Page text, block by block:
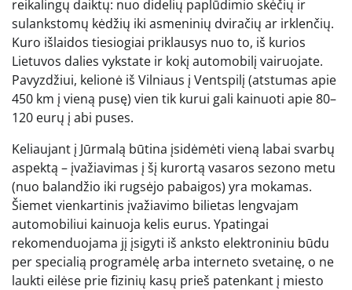
reikalingų daiktų: nuo didelių paplūdimio skėčių ir
sulankstomų kėdžių iki asmeninių dviračių ar irklenčių.
Kuro išlaidos tiesiogiai priklausys nuo to, iš kurios
Lietuvos dalies vykstate ir kokį automobilį vairuojate.
Pavyzdžiui, kelionė iš Vilniaus į Ventspilį (atstumas apie
450 km į vieną pusę) vien tik kurui gali kainuoti apie 80–
120 eurų į abi puses.
Keliaujant į Jūrmalą būtina įsidėmėti vieną labai svarbų
aspektą – įvažiavimas į šį kurortą vasaros sezono metu
(nuo balandžio iki rugsėjo pabaigos) yra mokamas.
Šiemet vienkartinis įvažiavimo bilietas lengvajam
automobiliui kainuoja kelis eurus. Ypatingai
rekomenduojama jį įsigyti iš anksto elektroniniu būdu
per specialią programėlę arba interneto svetainę, o ne
laukti eilėse prie fizinių kasų prieš patenkant į miesto